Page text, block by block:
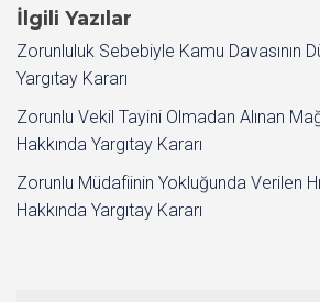
İlgili Yazılar
Zorunluluk Sebebiyle Kamu Davasının
Yargıtay Kararı
Zorunlu Vekil Tayini Olmadan Alınan
Hakkında Yargıtay Kararı
Zorunlu Müdafiinin Yokluğunda Verilen
Hakkında Yargıtay Kararı